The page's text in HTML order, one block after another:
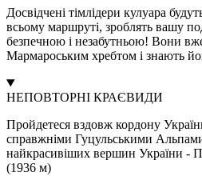
Досвідчені тімлідери кулуара
всьому маршруті, зроблять вашу
безпечною і незабутньою! Вони
Мармароським хребтом і знають
НЕПОВТОРНІ КРАЄВИДИ
Пройдетеся вздовж кордону
справжніми Гуцульськими
найкрасивіших вершин України -
(1936 м)